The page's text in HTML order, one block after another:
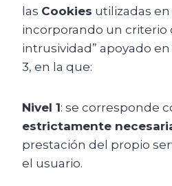
las Cookies utilizadas
incorporando un criterio
intrusividad” apoyado en
3, en la que:
Nivel 1: se corresponde
estrictamente
prestación del propio
el usuario.